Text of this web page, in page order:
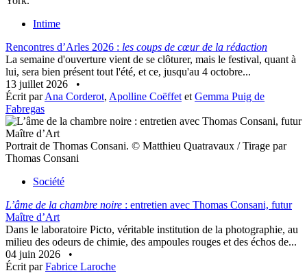
Intime
Rencontres d’Arles 2026 : les coups de cœur de la rédaction
La semaine d'ouverture vient de se clôturer, mais le festival, quant à
lui, sera bien présent tout l'été, et ce, jusqu'au 4 octobre...
13 juillet 2026
•
Écrit parAna Corderot, Apolline Coëffet et Gemma Puig de
Fabregas
Portrait de Thomas Consani. © Matthieu Quatravaux / Tirage par
Thomas Consani
Société
L’âme de la chambre noire : entretien avec Thomas Consani, futur
Maître d’Art
Dans le laboratoire Picto, véritable institution de la photographie, au
milieu des odeurs de chimie, des ampoules rouges et des échos de...
04 juin 2026
•
Écrit parFabrice Laroche